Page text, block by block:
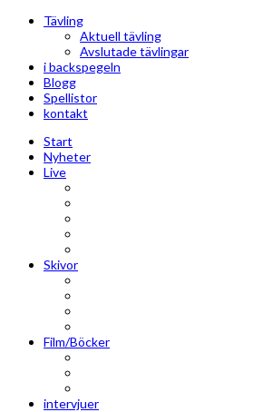
Tävling
Aktuell tävling
Avslutade tävlingar
i backspegeln
Blogg
Spellistor
kontakt
Start
Nyheter
Live
Skivor
Film/Böcker
intervjuer